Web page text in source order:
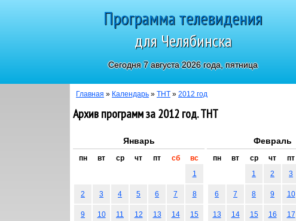
Программа телевидения
для Челябинска
Сегодня 7 августа 2026 года, пятница
Главная » Календарь » ТНТ » 2012 год
Архив программ за 2012 год. ТНТ
Январь
пн вт ср чт пт сб
вс
1
2 3 4 5 6 7 8
9 10 11 12 13 14 15
Февраль
пн вт ср чт пт
1
2 3
6 7 8 9 10
13 14 15 16 17